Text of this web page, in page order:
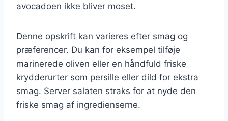
avocadoen ikke bliver moset.
Denne opskrift kan varieres efter smag og
præferencer. Du kan for eksempel tilføje
marinerede oliven eller en håndfuld friske
krydderurter som persille eller dild for ekstra
smag. Server salaten straks for at nyde den
friske smag af ingredienserne.